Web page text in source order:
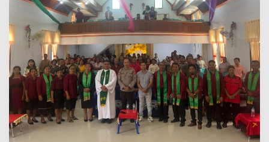
d
i
r
i
H
U
T
k
e
-
3
G
e